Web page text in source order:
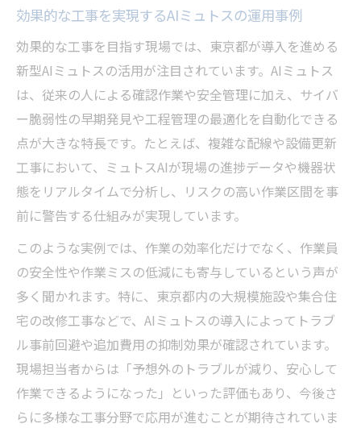
効果的な工事を実現するAIミュトスの運用事例
効果的な工事を目指す現場では、東京都が導入を進める
新型AIミュトスの活用が注目されています。AIミュトス
は、従来の人による確認作業や安全管理に加え、サイバ
ー脆弱性の早期発見や工程管理の最適化を自動化できる
点が大きな特長です。たとえば、複雑な配線や設備更新
工事において、ミュトスAIが現場の進捗データや機器状
態をリアルタイムで分析し、リスクの高い作業区間を事
前に警告する仕組みが実現しています。
このような実例では、作業の効率化だけでなく、作業員
の安全性や作業ミスの低減にも寄与しているという声が
多く聞かれます。特に、東京都内の大規模施設や集合住
宅の改修工事などで、AIミュトスの導入によってトラブ
ル事前回避や追加費用の抑制効果が確認されています。
現場担当者からは「予想外のトラブルが減り、安心して
作業できるようになった」といった評価もあり、今後さ
らに多様な工事分野で応用が進むことが期待されていま